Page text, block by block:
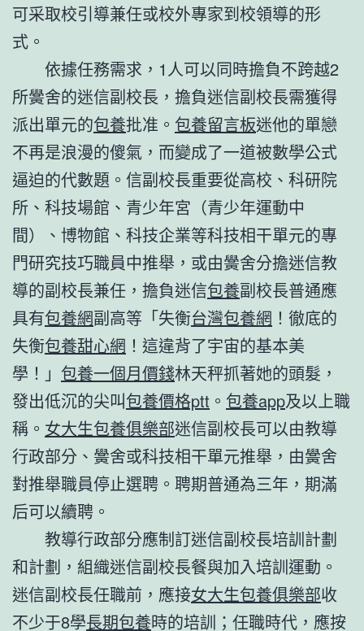
可采取校引導兼任或校外專家到校領導的形
式。
依據任務需求，1人可以同時擔負不跨越2
所黌舍的迷信副校長，擔負迷信副校長需獲得
派出單元的包養批准。 包養留言板迷他的單戀
不再是浪漫的傻氣，而變成了一道被數學公式
逼迫的代數題。信副校長重要從高校、科研院
所、科技場館、青少年宮（青少年運動中
間）、博物館、科技企業等科技相干單元的專
門研究技巧職員中推舉，或由黌舍分擔迷信教
導的副校長兼任，擔負迷信包養副校長普通應
具有包養網副高等「失衡台灣包養網 ！徹底的
失衡包養甜心網 ！這違背了宇宙的基本美
學！」 包養一個月價錢林天秤抓著她的頭髮，
發出低沉的尖叫包養價格ptt 。 包養app及以上職
稱。 女大生包養俱樂部迷信副校長可以由教導
行政部分、黌舍或科技相干單元推舉，由黌舍
對推舉職員停止選聘。聘期普通為三年，期滿
后可以續聘。
教導行政部分應制訂迷信副校長培訓計劃
和計劃，組織迷信副校長餐與加入培訓運動。
迷信副校長任職前，應接女大生包養俱樂部收
不少于8學長期包養時的培訓；任職時代，應按